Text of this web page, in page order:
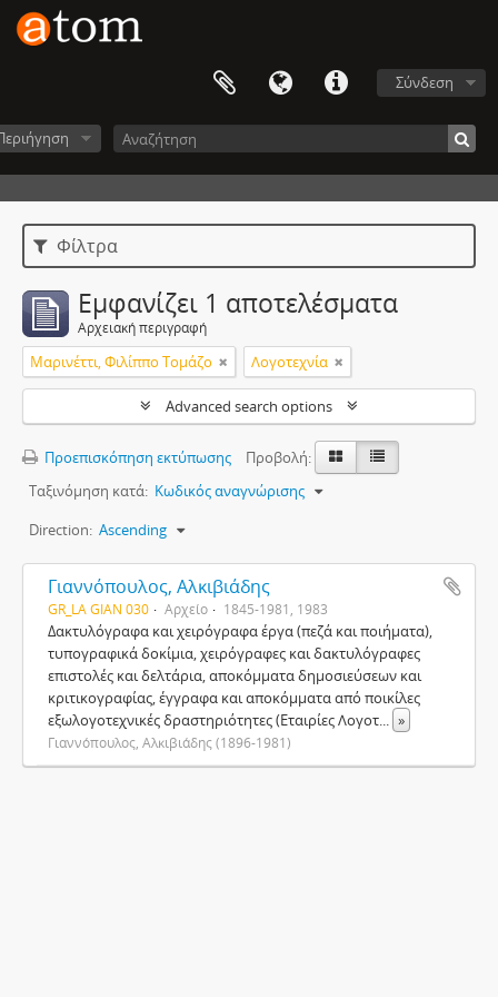
Σύνδεση
Φίλτρα
Εμφανίζει 1 αποτελέσματα
Αρχειακή περιγραφή
Μαρινέττι, Φιλίππο Τομάζο Λογοτεχνία
Advanced search options
Προεπισκόπηση εκτύπωσης
Προβολή:
Ταξινόμηση κατά: Κωδικός αναγνώρισης
Direction: Ascending
Γιαννόπουλος, Αλκιβιάδης
GR_LA GIAN 030 Αρχείο 1845-1981, 1983
Δακτυλόγραφα και χειρόγραφα έργα (πεζά και ποιήματα),
τυπογραφικά δοκίμια, χειρόγραφες και δακτυλόγραφες
επιστολές και δελτάρια, αποκόμματα δημοσιεύσεων και
κριτικογραφίας, έγγραφα και αποκόμματα από ποικίλες
εξωλογοτεχνικές δραστηριότητες (Εταιρίες Λογοτ... »
Γιαννόπουλος, Αλκιβιάδης (1896-1981)